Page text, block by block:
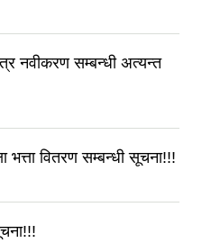
नवीकरण सम्बन्धी अत्यन्त
भत्ता वितरण सम्बन्धी सूचना!!!